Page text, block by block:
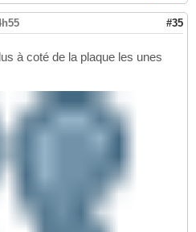
#35
à coté de la plaque les unes